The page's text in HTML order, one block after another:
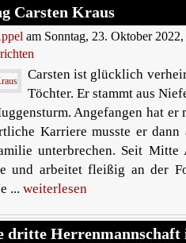
Carsten Kraus
am Sonntag, 23. Oktober
Carsten ist glücklich
Töchter. Er stammt aus
Angefangen hat er
Karriere musste er dann
unterbrechen. Seit
und arbeitet fleißig an der
... weiterlesen
dritte Herrenmannschaft